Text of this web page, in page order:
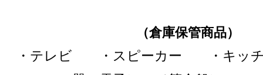
（倉庫保管商品）
・テレビ ・スピーカー ・キッチ